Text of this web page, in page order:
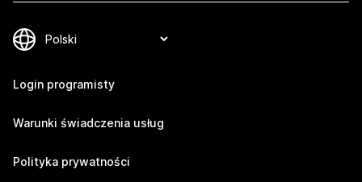
Login programisty
Warunki świadczenia usług
Polityka prywatności